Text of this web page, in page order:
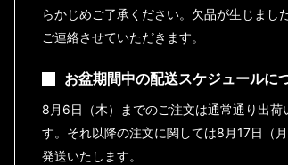
らかじめご了承ください。欠品が生じまし
ご連絡させていただきます。
お盆期間中の配送スケジュールに
8月6日（木）までのご注文は通常通り出荷
す。それ以降の注文に関しては8月17日（
発送いたします。